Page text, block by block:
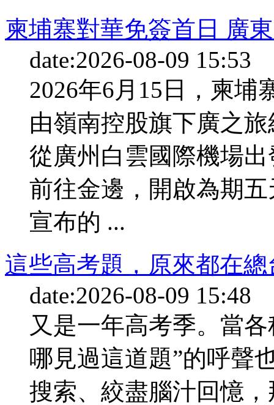
柬埔寨對華免簽首日 廣
date:2026-08-09 15:53
2026年6月15日，柬埔
由嶺南控股旗下廣之
從廣州白雲國際機場
前往金邊，開啟為期
宣布的 ...
這些高考題，原來都在
date:2026-08-09 15:48
又是一年高考季。當
哪見過這道題”的呼聲
搜索、絞盡腦汁回憶